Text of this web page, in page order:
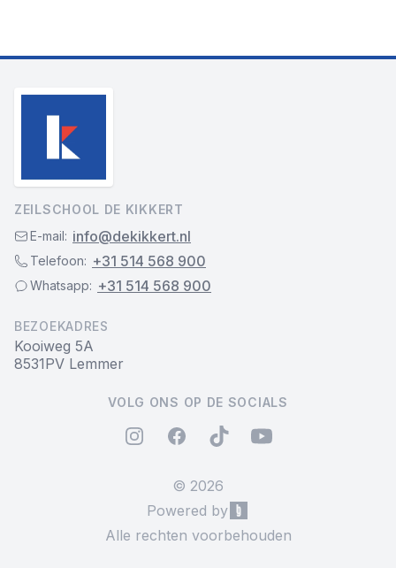
ZEILSCHOOL DE KIKKERT
E-mail: info@dekikkert.nl
Telefoon: +31 514 568 900
Whatsapp: +31 514 568 900
BEZOEKADRES
Kooiweg 5A
8531PV Lemmer
VOLG ONS OP DE SOCIALS
instagramfacebook
tiktok youtube
© 2026
Powered by
BuchungApp
Alle rechten voorbehouden